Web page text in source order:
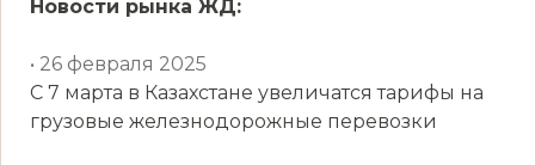
Новости рынка ЖД:
• 26 февраля 2025
С 7 марта в Казахстане увеличатся тарифы на
грузовые железнодорожные перевозки